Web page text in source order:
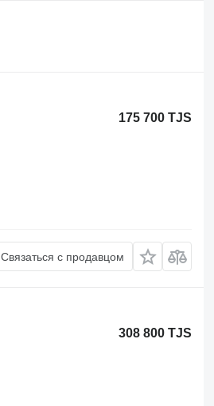
175 700 TJS
Связаться с продавцом
308 800 TJS